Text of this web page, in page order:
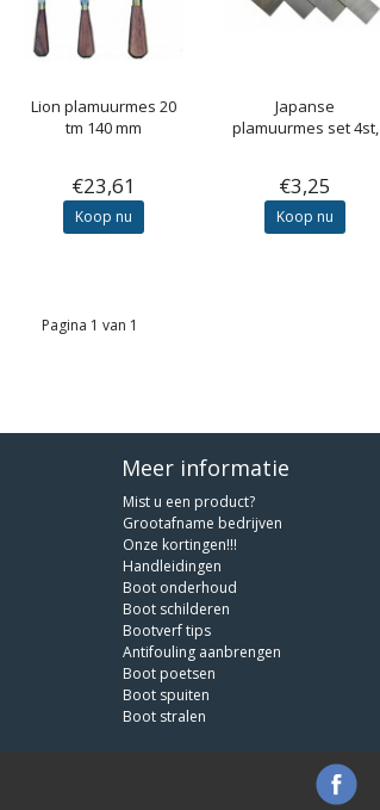
Lion plamuurmes 20
tm 140 mm
€23,61
Koop nu
Japanse
plamuurmes set 4st,
€3,25
Koop nu
Pagina 1 van 1
Meer informatie
Mist u een product?
Grootafname bedrijven
Onze kortingen!!!
Handleidingen
Boot onderhoud
Boot schilderen
Bootverf tips
Antifouling aanbrengen
Boot poetsen
Boot spuiten
Boot stralen